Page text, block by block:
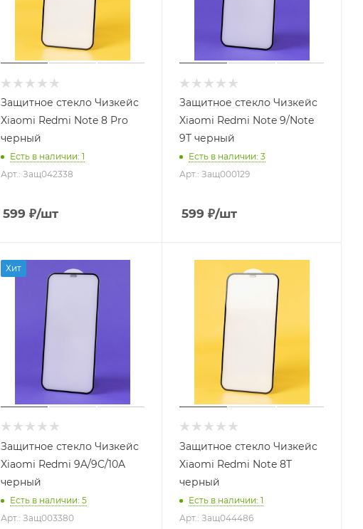
Защитное стекло Чизкейс
Xiaomi Redmi Note 8 Pro
черный
Есть в наличии: 1
Арт.: Защ042338
599 ₽/шт
Защитное стекло Чизкейс
Xiaomi Redmi Note 9/Note
9T черный
Есть в наличии: 3
Арт.: Защ000129
599 ₽/шт
Хит
Защитное стекло Чизкейс
Xiaomi Redmi 9A/9C/10A
черный
Есть в наличии: 5
Арт.: Защ003380
Защитное стекло Чизкейс
Xiaomi Redmi Note 8T
черный
Есть в наличии: 1
Арт.: Защ044486